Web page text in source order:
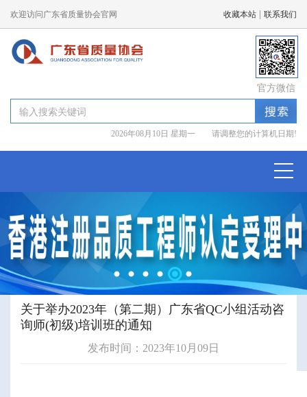
欢迎访问广东省质量协会官网 收藏本站 联系我们
官方微信
2026年08月10日 星期一 请调整您的计算机日期!
关于举办2023年（第二期）广东省QC小组活动咨
询师(初级)培训班的通知
发布时间：2023年10月09日